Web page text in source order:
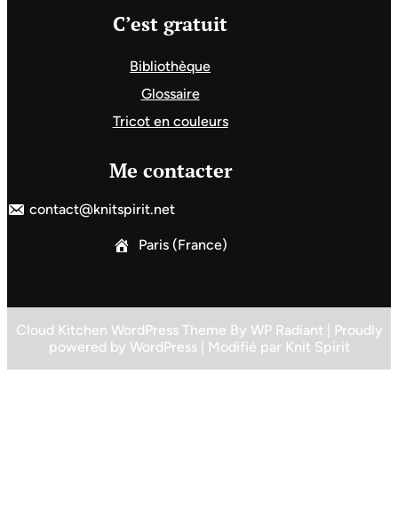
C’est gratuit
Bibliothèque
Glossaire
Tricot en couleurs
Me contacter
contact@knitspirit.net
Paris (France)
Cloud Kitchen WordPress Theme By WP Radiant | Proudly
powered by WordPress| Modifié par Knit Spirit